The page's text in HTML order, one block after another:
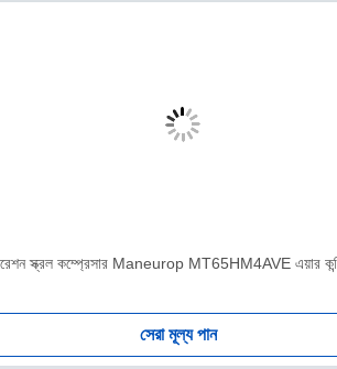
স্ক্রল কম্প্রেসার Maneurop MT65HM4AVE এয়ার
সেরা মূল্য পান